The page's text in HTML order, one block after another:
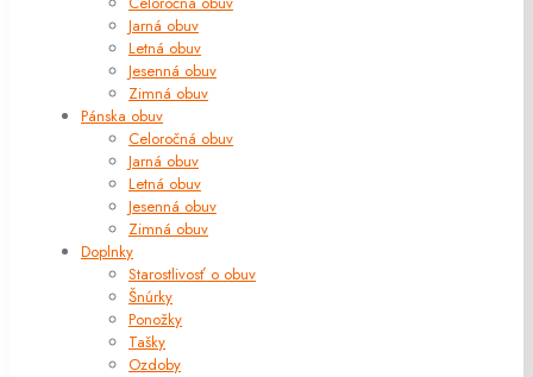
Jarná obuv
Letná obuv
Jesenná obuv
Zimná obuv
Pánska obuv
Celoročná obuv
Jarná obuv
Letná obuv
Jesenná obuv
Zimná obuv
Doplnky
Starostlivosť o obuv
Šnúrky
Ponožky
Tašky
Ozdoby